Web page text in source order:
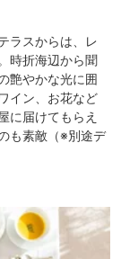
ラスからは、レ
時折海辺から聞
艶やかな光に囲
イン、お花など
に届けてもらえ
も素敵（※別途デ